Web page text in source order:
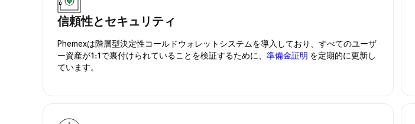
信頼性とセキュリティ
Phemexは階層型決定性コールドウォレットシステムを導入しており、すべてのユーザ
ー資産が1:1で裏付けられていることを検証するために、 準備金証明 を定期的に更新し
ています。